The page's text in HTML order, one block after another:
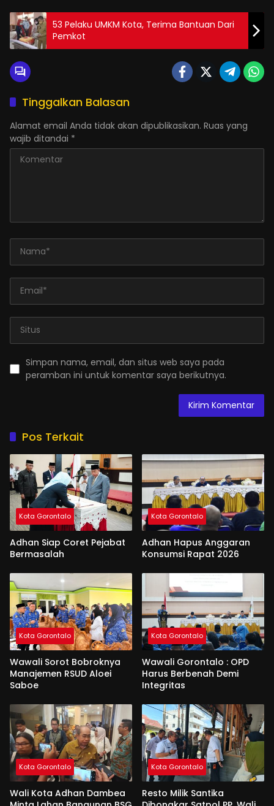
53 Pelaku UMKM Kota, Terima Bantuan Dari
Pemkot
Tinggalkan Balasan
Alamat email Anda tidak akan dipublikasikan. Ruas yang
wajib ditandai *
Simpan nama, email, dan situs web saya pada
peramban ini untuk komentar saya berikutnya.
Pos Terkait
Kota Gorontalo
Adhan Siap Coret Pejabat
Bermasalah
Kota Gorontalo
Adhan Hapus Anggaran
Konsumsi Rapat 2026
Kota Gorontalo
Wawali Sorot Bobroknya
Manajemen RSUD Aloei
Saboe
Kota Gorontalo
Wawali Gorontalo : OPD
Harus Berbenah Demi
Integritas
Kota Gorontalo
Wali Kota Adhan Dambea
Kota Gorontalo
Resto Milik Santika